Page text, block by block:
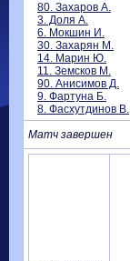
80. Захаров А.
3. Доля А.
6. Мокшин И.
30. Захарян М.
14. Марин Ю.
11. Земсков М.
90. Анисимов Д.
9. Фартуна Б.
8. Фасхутдинов В.
Матч завершен